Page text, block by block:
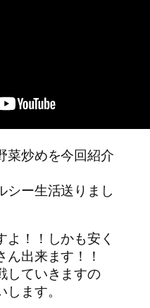
菜炒めを今回紹介
シー生活送りまし
！！しかも安く
出来ます！！
していきますの
ます。